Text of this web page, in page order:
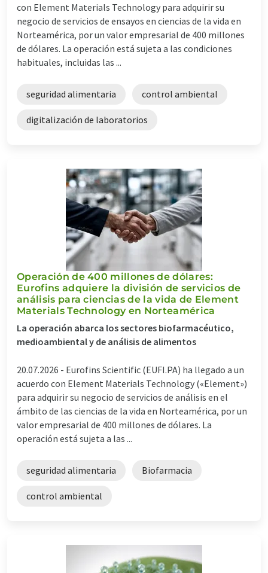
con Element Materials Technology para adquirir su
negocio de servicios de ensayos en ciencias de la vida en
Norteamérica, por un valor empresarial de 400 millones
de dólares. La operación está sujeta a las condiciones
habituales, incluidas las ...
seguridad alimentaria control ambiental
digitalización de laboratorios
Operación de 400 millones de dólares:
Eurofins adquiere la división de servicios de
análisis para ciencias de la vida de Element
Materials Technology en Norteamérica
La operación abarca los sectores biofarmacéutico,
medioambiental y de análisis de alimentos
20.07.2026 - Eurofins Scientific (EUFI.PA) ha llegado a un
acuerdo con Element Materials Technology («Element»)
para adquirir su negocio de servicios de análisis en el
ámbito de las ciencias de la vida en Norteamérica, por un
valor empresarial de 400 millones de dólares. La
operación está sujeta a las ...
seguridad alimentaria Biofarmacia
control ambiental